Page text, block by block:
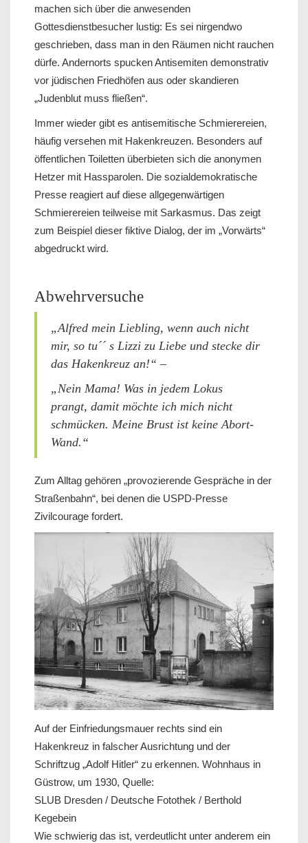
machen sich über die anwesenden
Gottesdienstbesucher lustig: Es sei nirgendwo
geschrieben, dass man in den Räumen nicht rauchen
dürfe. Andernorts spucken Antisemiten demonstrativ
vor jüdischen Friedhöfen aus oder skandieren
„Judenblut muss fließen“.
Immer wieder gibt es antisemitische Schmierereien,
häufig versehen mit Hakenkreuzen. Besonders auf
öffentlichen Toiletten überbieten sich die anonymen
Hetzer mit Hassparolen. Die sozialdemokratische
Presse reagiert auf diese allgegenwärtigen
Schmierereien teilweise mit Sarkasmus. Das zeigt
zum Beispiel dieser fiktive Dialog, der im „Vorwärts“
abgedruckt wird.
Abwehrversuche
„Alfred mein Liebling, wenn auch nicht
mir, so tu´´ s Lizzi zu Liebe und stecke dir
das Hakenkreuz an!“ –
„Nein Mama! Was in jedem Lokus
prangt, damit möchte ich mich nicht
schmücken. Meine Brust ist keine Abort-
Wand.“
Zum Alltag gehören „provozierende Gespräche in der
Straßenbahn“, bei denen die USPD-Presse
Zivilcourage fordert.
Auf der Einfriedungsmauer rechts sind ein
Hakenkreuz in falscher Ausrichtung und der
Schriftzug „Adolf Hitler“ zu erkennen. Wohnhaus in
Güstrow, um 1930, Quelle:
SLUB Dresden / Deutsche Fotothek / Berthold
Kegebein
Wie schwierig das ist, verdeutlicht unter anderem ein